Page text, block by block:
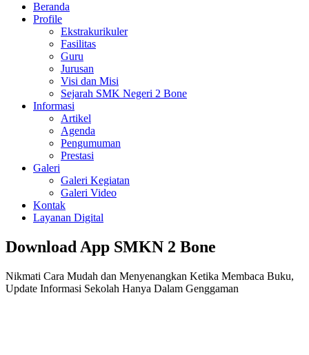
Beranda
Profile
Ekstrakurikuler
Fasilitas
Guru
Jurusan
Visi dan Misi
Sejarah SMK Negeri 2 Bone
Informasi
Artikel
Agenda
Pengumuman
Prestasi
Galeri
Galeri Kegiatan
Galeri Video
Kontak
Layanan Digital
Download App SMKN 2 Bone
Nikmati Cara Mudah dan Menyenangkan Ketika Membaca Buku,
Update Informasi Sekolah Hanya Dalam Genggaman